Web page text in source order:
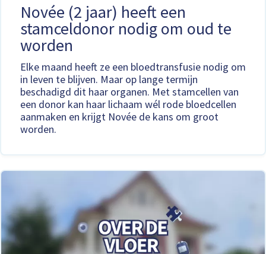
Novée (2 jaar) heeft een
stamceldonor nodig om oud te
worden
Elke maand heeft ze een bloedtransfusie nodig om
in leven te blijven. Maar op lange termijn
beschadigd dit haar organen. Met stamcellen van
een donor kan haar lichaam wél rode bloedcellen
aanmaken en krijgt Novée de kans om groot
worden.